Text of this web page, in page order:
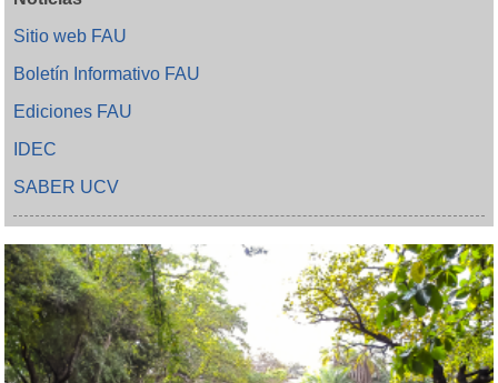
Sitio web FAU
Boletín Informativo FAU
Ediciones FAU
IDEC
SABER UCV